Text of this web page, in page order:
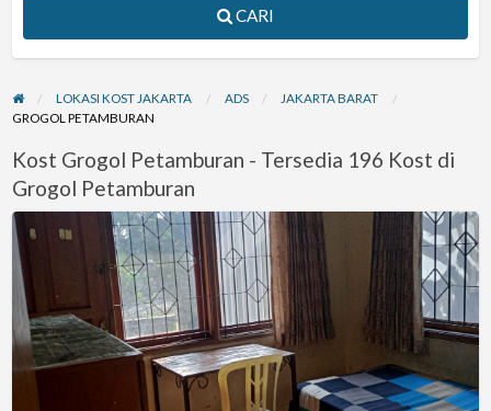
CARI
LOKASI KOST JAKARTA ADS
JAKARTA BARAT
GROGOL PETAMBURAN
Kost Grogol Petamburan - Tersedia 196 Kost di
Grogol Petamburan
Kos
wanita
murah
Tanjung
Duren